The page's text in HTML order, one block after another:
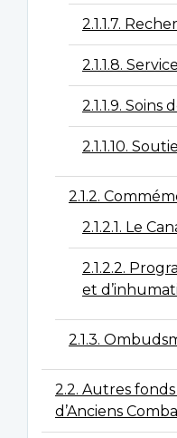
2.1.1.7.
2.1.1.8.
2.1.1.9.
2.1.1.10.
2.1.2.
2.1.2.1. Le
2.1.2.2.
et
2.1.3.
2.2. Autres
d’Anciens